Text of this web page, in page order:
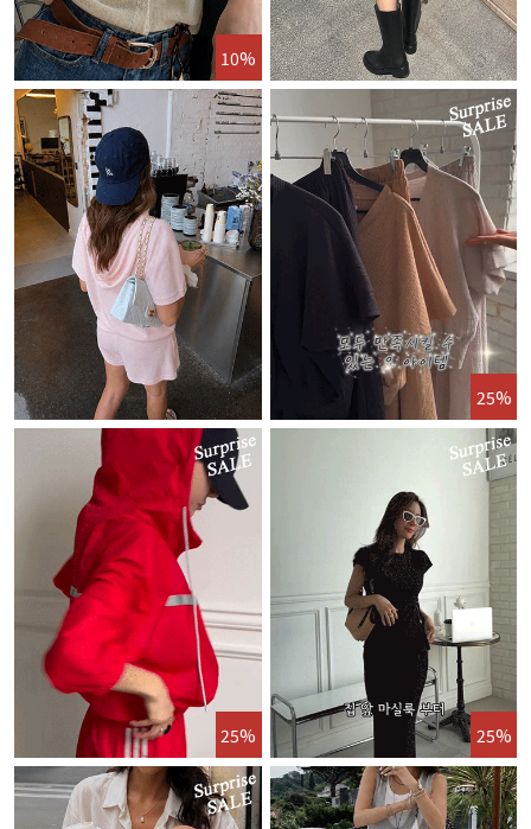
10%
25%
25% 25%